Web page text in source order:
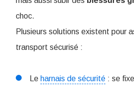
choc.
Plusieurs solutions existent pour
transport sécurisé :
Le harnais de sécurité : se